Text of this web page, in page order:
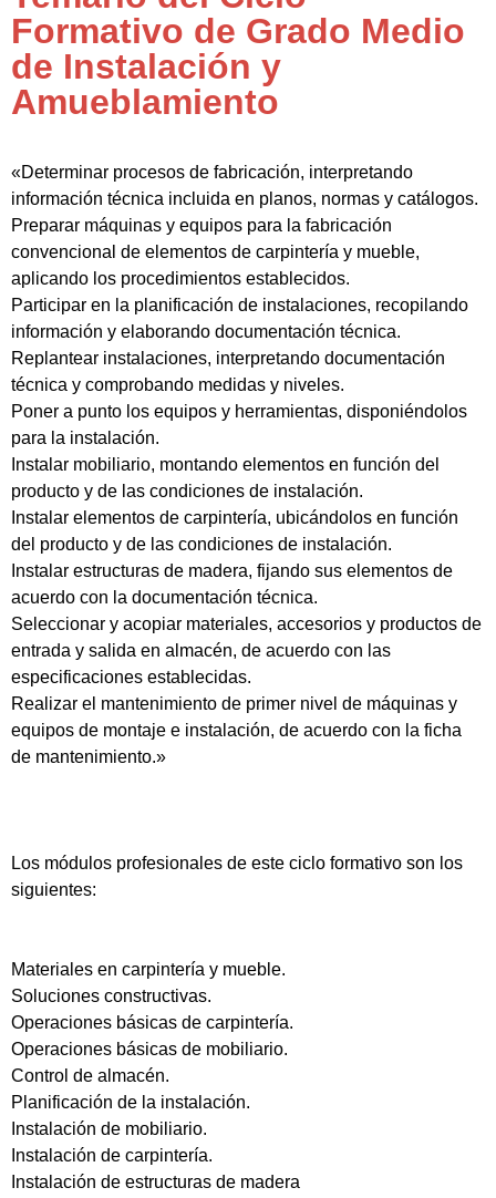
Formativo de Grado Medio
de Instalación y
Amueblamiento
«Determinar procesos de fabricación, interpretando
información técnica incluida en planos, normas y catálogos.
Preparar máquinas y equipos para la fabricación
convencional de elementos de carpintería y mueble,
aplicando los procedimientos establecidos.
Participar en la planificación de instalaciones, recopilando
información y elaborando documentación técnica.
Replantear instalaciones, interpretando documentación
técnica y comprobando medidas y niveles.
Poner a punto los equipos y herramientas, disponiéndolos
para la instalación.
Instalar mobiliario, montando elementos en función del
producto y de las condiciones de instalación.
Instalar elementos de carpintería, ubicándolos en función
del producto y de las condiciones de instalación.
Instalar estructuras de madera, fijando sus elementos de
acuerdo con la documentación técnica.
Seleccionar y acopiar materiales, accesorios y productos de
entrada y salida en almacén, de acuerdo con las
especificaciones establecidas.
Realizar el mantenimiento de primer nivel de máquinas y
equipos de montaje e instalación, de acuerdo con la ficha
de mantenimiento.»
Los módulos profesionales de este ciclo formativo son los
siguientes:
Materiales en carpintería y mueble.
Soluciones constructivas.
Operaciones básicas de carpintería.
Operaciones básicas de mobiliario.
Control de almacén.
Planificación de la instalación.
Instalación de mobiliario.
Instalación de carpintería.
Instalación de estructuras de madera